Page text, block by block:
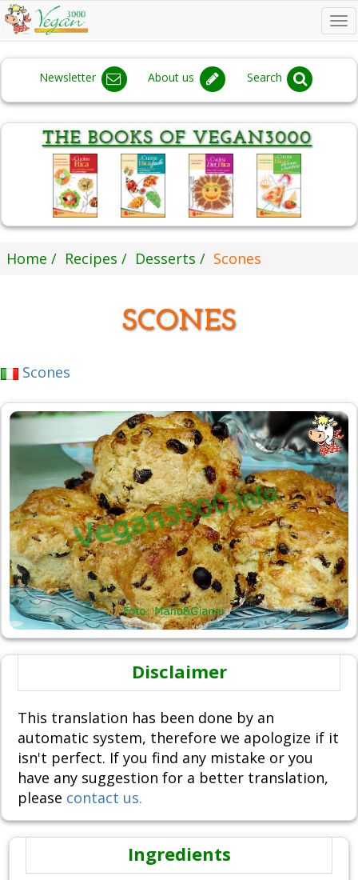
Newsletter About us Search
Home Recipes Desserts Scones
SCONES
Scones
Disclaimer
This translation has been done by an
automatic system, therefore we apologize if it
isn't perfect. If you find any mistake or you
have any suggestion for a better translation,
please contact us.
Ingredients